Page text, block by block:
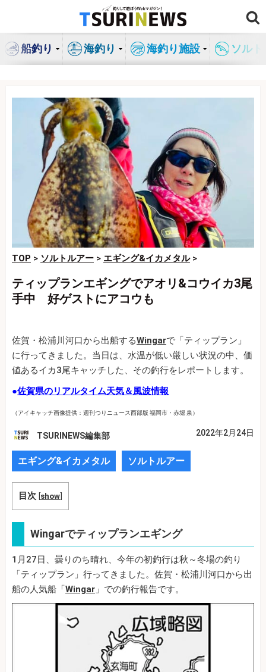
ン
船釣り 海釣り 海釣り施設 ソル
TOP > ソルトルアー > エギング&イカメタル>
ティップランエギングでアオリ&コウイカ3尾
手中 好ゲストにアコウも
佐賀・松浦川河口から出船するWingarで「ティップラン」
に行ってきました。当日は、水温が低い厳しい状況の中、価
値あるイカ3尾キャッチした、その釣行をレポートします。
●佐賀県のリアルタイム天気＆風波情報
（アイキャッチ画像提供：週刊つりニュース西部版 福岡市・赤堀 泉）
TSURINEWS編集部 2022年2月24日
エギング&イカメタル ソルトルアー
目次 [show]
Wingarでティップランエギング
1月27日、曇りのち晴れ、今年の初釣行は秋～冬場の釣り
「ティップラン」行ってきました。佐賀・松浦川河口から出
船の人気船「Wingar 」での釣行報告です。